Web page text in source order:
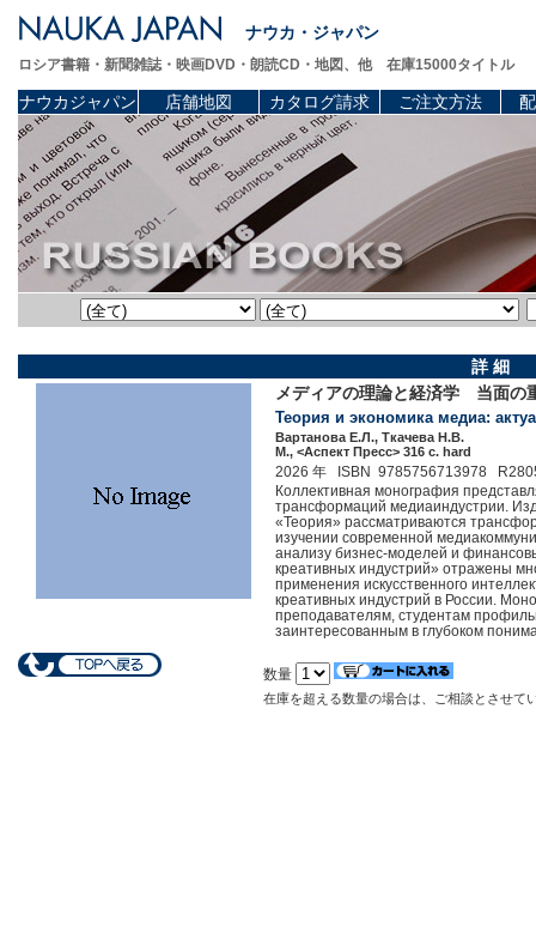
ナウカ・ジャパン
ロシア書籍・新聞雑誌・映画DVD・朗読CD・地図、他 在庫15000タイトル
ナウカジャパン 店舗地図 カタログ請求 ご注文方法
詳 細
メディアの理論と経済学 当面の
Теория и экономика медиа:
Вартанова Е.Л., Ткачева Н.В.
М., <Аспект Пресс> 316 c. hard
2026 年 ISBN 9785756713978
Коллективная монография
трансформаций медиаиндустрии.
«Теория» рассматриваются
изучении современной
анализу бизнес-моделей и
креативных индустрий» отражены
применения искусственного
креативных индустрий в России.
преподавателям, студентам
заинтересованным в глубоком
数量
在庫を超える数量の場合は、ご相談とさせて